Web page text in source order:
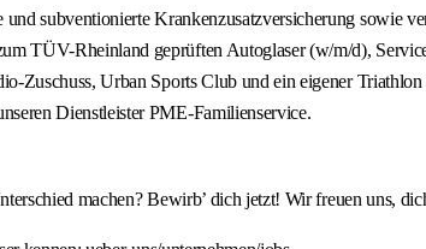
subventionierte Krankenzusatzversicherung sowie
TÜV-Rheinland geprüften Autoglaser (w/m/d),
Zuschuss, Urban Sports Club und ein eigener
Dienstleister PME-Familienservice.
machen? Bewirb’ dich jetzt! Wir freuen uns,